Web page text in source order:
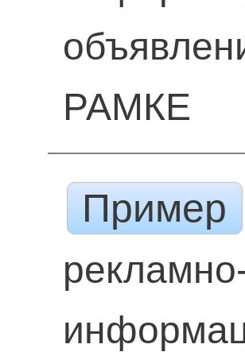
РАМКЕ
Пример